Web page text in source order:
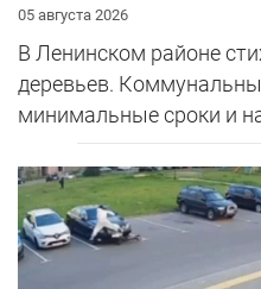
05 августа 2026
В Ленинском районе
деревьев.
минимальные сроки и